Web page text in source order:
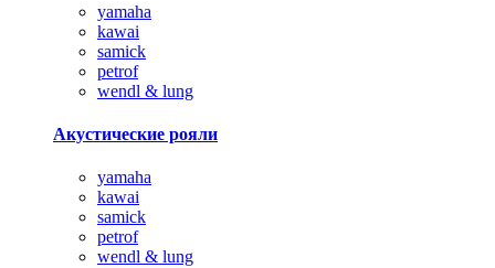
yamaha
kawai
samick
petrof
wendl & lung
Акустические рояли
yamaha
kawai
samick
petrof
wendl & lung